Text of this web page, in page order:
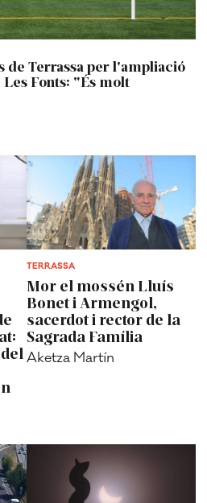
de Terrassa per l'ampliació
Fonts: "És molt
TERRASSA
Mor el mossén Lluís
Bonet i Armengol,
sacerdot i rector de la
Sagrada Família
Aketza Martín